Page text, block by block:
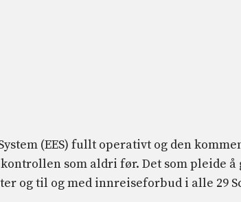
(EES) fullt operativt og den
som aldri før. Det som pleide
og til og med innreiseforbud i alle 29